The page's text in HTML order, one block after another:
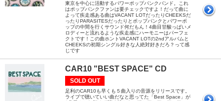
東京を中心に活動するパワーポップパンクバンド。これ
はポップパンクファンは要チェックですよ！だって曲に
よって疾走感ある曲はVACANT LOTだったりCHEEKSだ
ったりPARASITESだったりとポップパンクとパワーポ
ップの中間を行くサウンド何だもん！4曲目甘酸っぱいメ
ロディーと流れるような疾走感にハーモニーはパーフェ
クトです！この曲ホントVACANT LOTの2ndアルバムと
CHEEKSの初期シングル好きな人絶対好きだろ？って感
じです
CAR10 "BEST SPACE" CD
SOLD OUT
足利のCAR10も早くも５曲入りの音源をリリースです。
ライブで聴いていい曲だなと思ってた「Best Space」が